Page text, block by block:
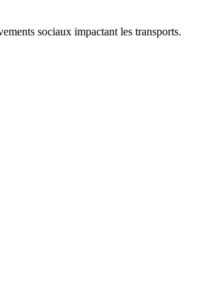
sociaux impactant les transports.